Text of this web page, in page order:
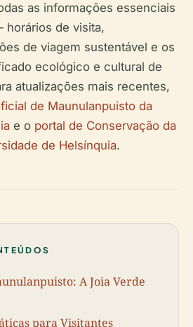
as informações essenciais
de visita,
de viagem sustentável e os
ecológico e cultural de
atualizações mais recentes,
de Maunulanpuisto da
e o portal de Conservação da
de Helsínquia.
A Joia Verde
para Visitantes